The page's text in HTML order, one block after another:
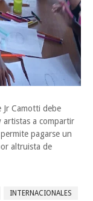
Jr Camotti debe
artistas a compartir
pagarse un
altruista de
INTERNACIONALES